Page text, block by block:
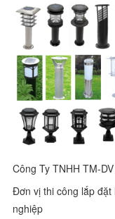
Công Ty TNHH TM-
Đơn vị thi công lắp
nghiệp